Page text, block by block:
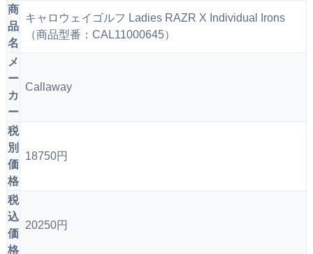
商
品
名
キャロウェイゴルフ Ladies RAZR X Individual Irons
（商品型番：CAL11000645）
メ
ー
カ
ー
Callaway
税
別
価
格
18750円
税
込
価
格
20250円